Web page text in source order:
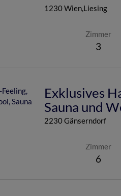
1230 Wien,Liesing
Zimmer
3
Exklusives
Sauna und
2230 Gänserndorf
Zimmer
6